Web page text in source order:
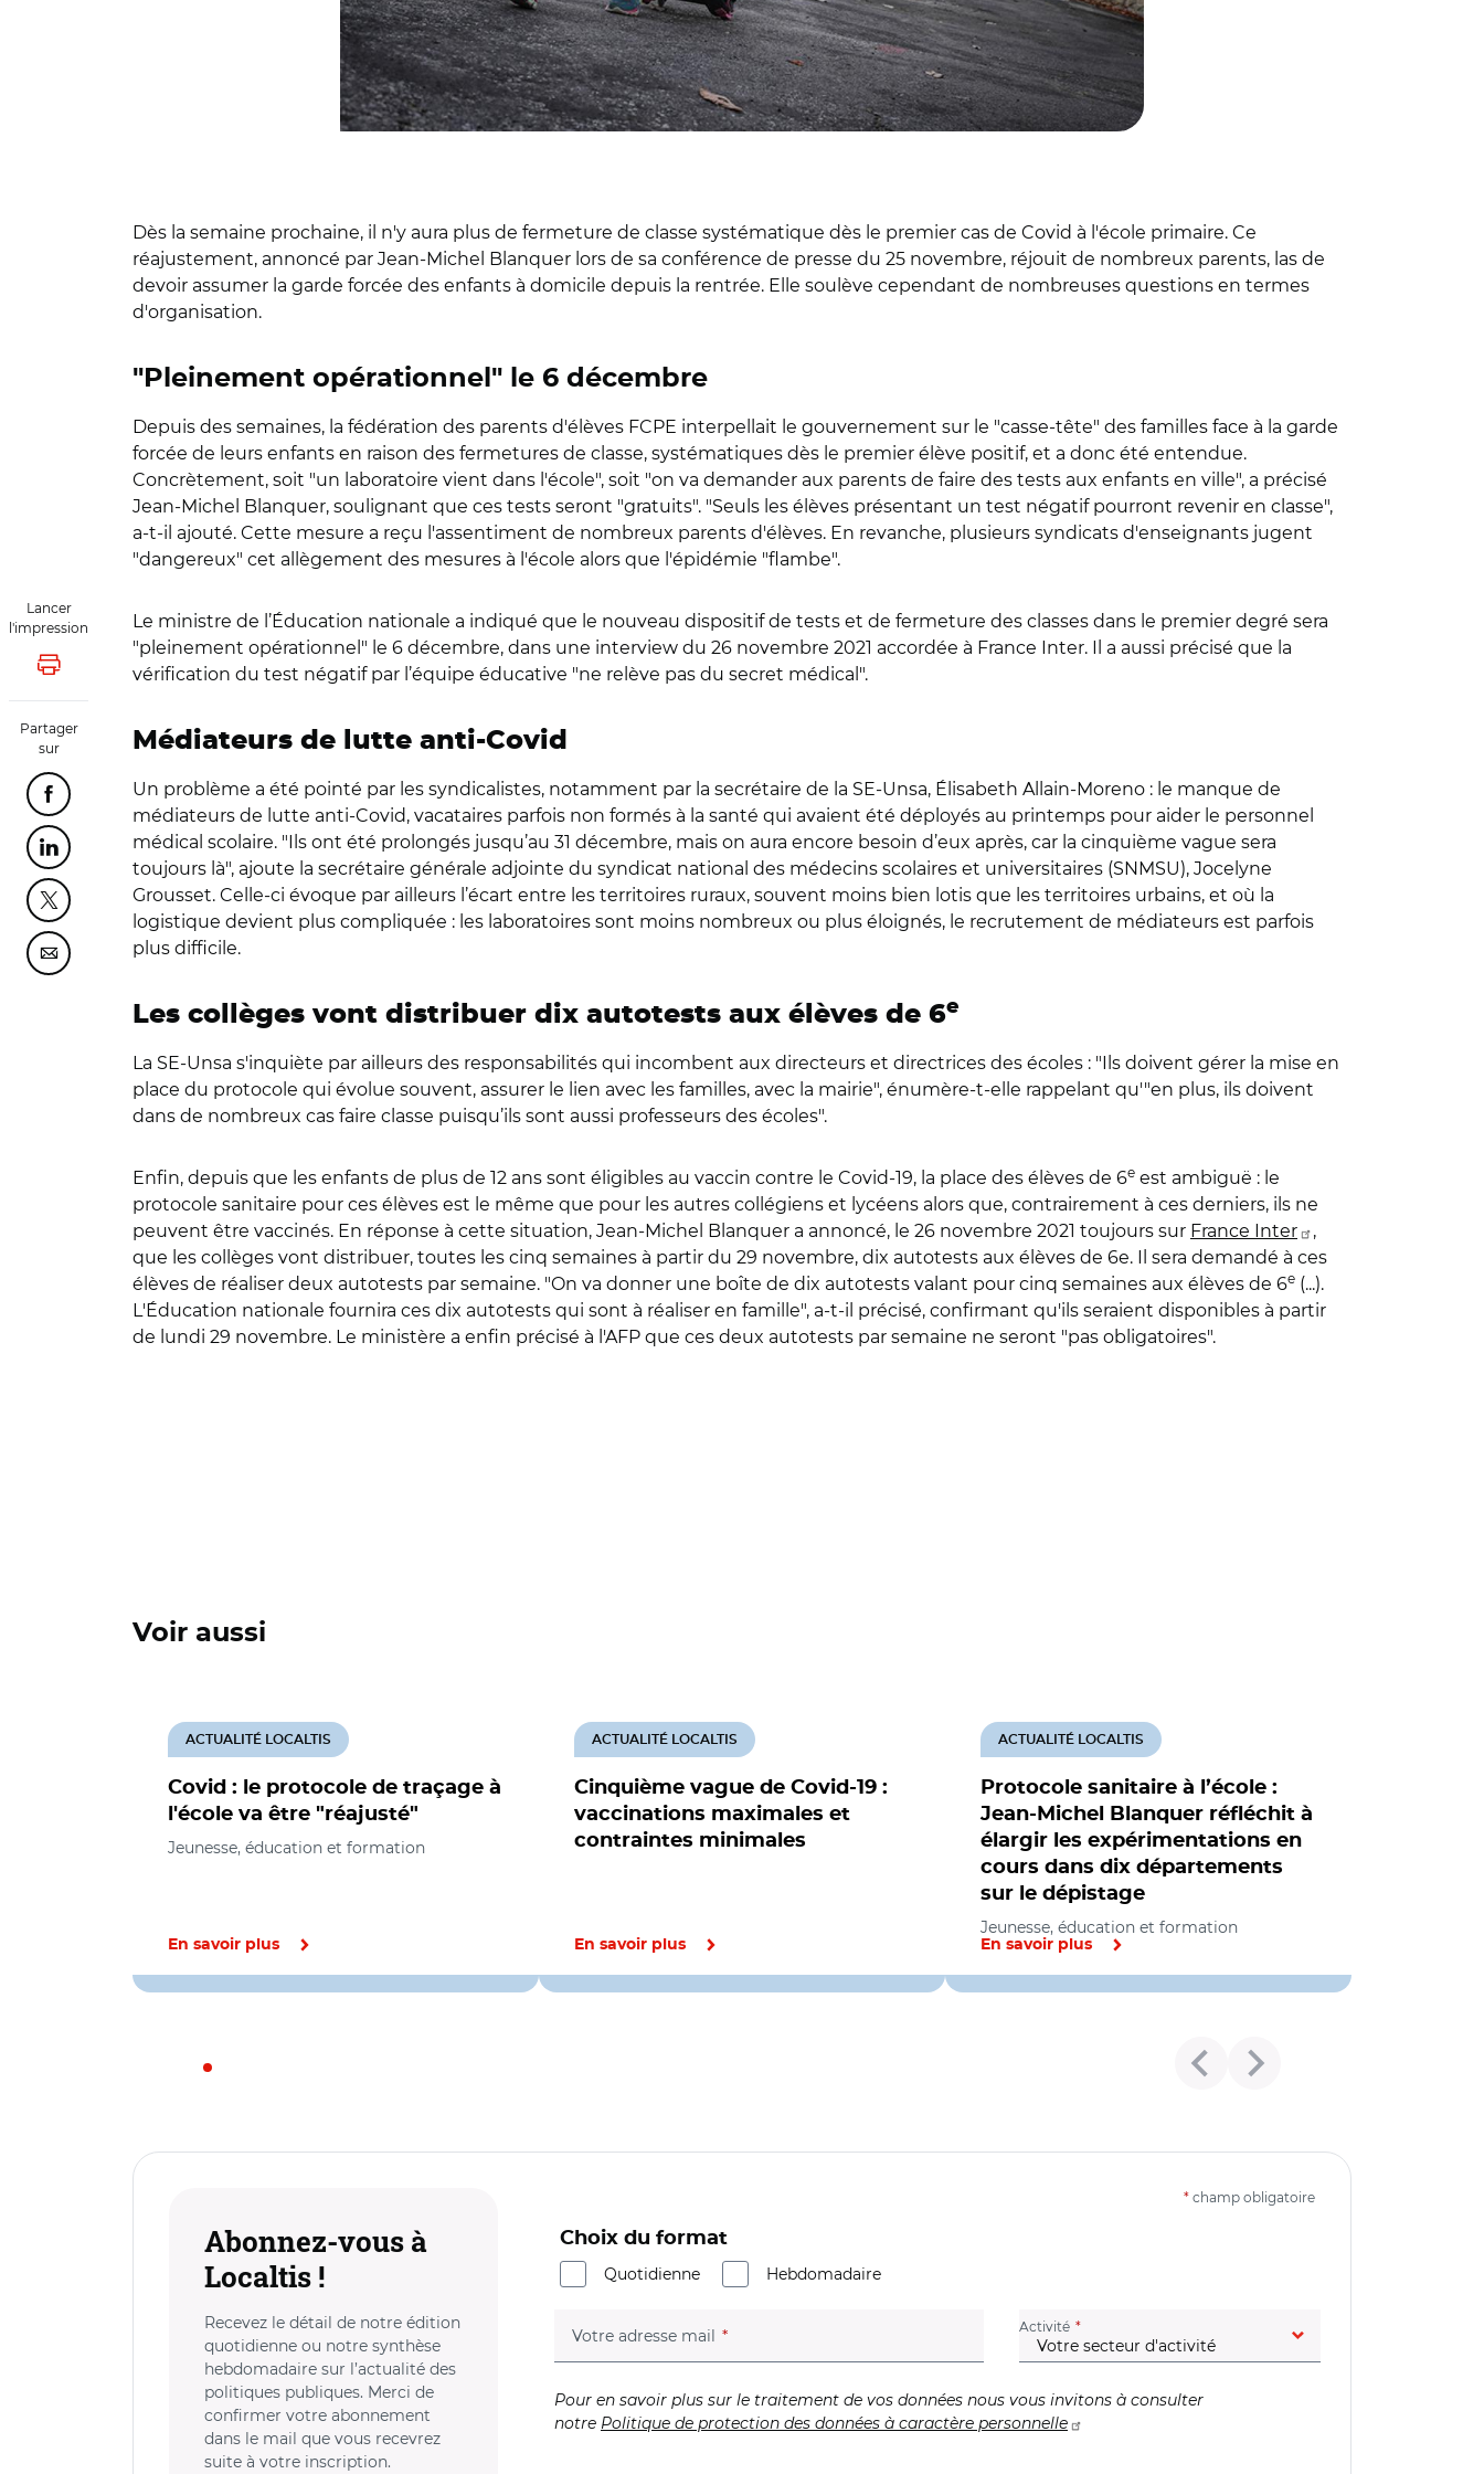
Lancer
l'impression
Lancer l'impression
Partager
sur
Partager cette page sur Facebook
Partager cette page sur Linkedin
Partager cette page sur Twitter
Partager cette page sur Courriel
Dès la semaine prochaine, il n'y aura plus de fermeture de classe systématique dès le premier cas de Covid à l'école primaire. Ce
réajustement, annoncé par Jean-Michel Blanquer lors de sa conférence de presse du 25 novembre, réjouit de nombreux parents, las de
devoir assumer la garde forcée des enfants à domicile depuis la rentrée. Elle soulève cependant de nombreuses questions en termes
d'organisation.
"Pleinement opérationnel" le 6 décembre
Depuis des semaines, la fédération des parents d'élèves FCPE interpellait le gouvernement sur le "casse-tête" des familles face à la garde
forcée de leurs enfants en raison des fermetures de classe, systématiques dès le premier élève positif, et a donc été entendue.
Concrètement, soit "un laboratoire vient dans l'école", soit "on va demander aux parents de faire des tests aux enfants en ville", a précisé
Jean-Michel Blanquer, soulignant que ces tests seront "gratuits". "Seuls les élèves présentant un test négatif pourront revenir en classe",
a-t-il ajouté. Cette mesure a reçu l'assentiment de nombreux parents d'élèves. En revanche, plusieurs syndicats d'enseignants jugent
"dangereux" cet allègement des mesures à l'école alors que l'épidémie "flambe".
Le ministre de l’Éducation nationale a indiqué que le nouveau dispositif de tests et de fermeture des classes dans le premier degré sera
"pleinement opérationnel" le 6 décembre, dans une interview du 26 novembre 2021 accordée à France Inter. Il a aussi précisé que la
vérification du test négatif par l’équipe éducative "ne relève pas du secret médical".
Médiateurs de lutte anti-Covid
Un problème a été pointé par les syndicalistes, notamment par la secrétaire de la SE-Unsa, Élisabeth Allain-Moreno : le manque de
médiateurs de lutte anti-Covid, vacataires parfois non formés à la santé qui avaient été déployés au printemps pour aider le personnel
médical scolaire. "Ils ont été prolongés jusqu’au 31 décembre, mais on aura encore besoin d’eux après, car la cinquième vague sera
toujours là", ajoute la secrétaire générale adjointe du syndicat national des médecins scolaires et universitaires (SNMSU), Jocelyne
Grousset. Celle-ci évoque par ailleurs l’écart entre les territoires ruraux, souvent moins bien lotis que les territoires urbains, et où la
logistique devient plus compliquée : les laboratoires sont moins nombreux ou plus éloignés, le recrutement de médiateurs est parfois
plus difficile.
Les collèges vont distribuer dix autotests aux élèves de 6e
La SE-Unsa s'inquiète par ailleurs des responsabilités qui incombent aux directeurs et directrices des écoles : "Ils doivent gérer la mise en
place du protocole qui évolue souvent, assurer le lien avec les familles, avec la mairie", énumère-t-elle rappelant qu'"en plus, ils doivent
dans de nombreux cas faire classe puisqu’ils sont aussi professeurs des écoles".
Enfin, depuis que les enfants de plus de 12 ans sont éligibles au vaccin contre le Covid-19, la place des élèves de 6e est ambiguë : le
protocole sanitaire pour ces élèves est le même que pour les autres collégiens et lycéens alors que, contrairement à ces derniers, ils ne
peuvent être vaccinés. En réponse à cette situation, Jean-Michel Blanquer a annoncé, le 26 novembre 2021 toujours sur France Inter
,
que les collèges vont distribuer, toutes les cinq semaines à partir du 29 novembre, dix autotests aux élèves de 6e. Il sera demandé à ces
élèves de réaliser deux autotests par semaine. "On va donner une boîte de dix autotests valant pour cinq semaines aux élèves de 6e (...).
L'Éducation nationale fournira ces dix autotests qui sont à réaliser en famille", a-t-il précisé, confirmant qu'ils seraient disponibles à partir
de lundi 29 novembre. Le ministère a enfin précisé à l'AFP que ces deux autotests par semaine ne seront "pas obligatoires".
Voir aussi
Covid : le protocole de traçage à
l'école va être "réajusté"
ACTUALITÉ LOCALTIS
Jeunesse, éducation et formation
En savoir plus
Cinquième vague de Covid-19 :
vaccinations maximales et
contraintes minimales
ACTUALITÉ LOCALTIS
En savoir plus
Protocole sanitaire à l’école :
Jean-Michel Blanquer réfléchit à
élargir les expérimentations en
cours dans dix départements
sur le dépistage
ACTUALITÉ LOCALTIS
Jeunesse, éducation et formation
En savoir plus
Abonnez-vous à
Localtis !
Recevez le détail de notre édition
quotidienne ou notre synthèse
hebdomadaire sur l’actualité des
politiques publiques. Merci de
confirmer votre abonnement
dans le mail que vous recevrez
suite à votre inscription.
* champ obligatoire
Choix du format
Quotidienne
Hebdomadaire
Votre adresse mail (champ obligatoire) Activité (champ obligatoire)
Pour en savoir plus sur le traitement de vos données nous vous invitons à consulter
notre Politique de protection des données à caractère personnelle